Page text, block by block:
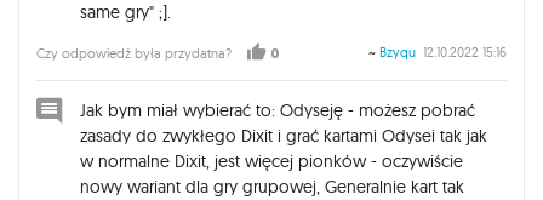
same gry" ;].
Czy odpowiedź była przydatna? 0 ~ Bzyqu 12.10.2022 15:16
Jak bym miał wybierać to: Odyseję - możesz pobrać
zasady do zwykłego Dixit i grać kartami Odysei tak jak
w normalne Dixit, jest więcej pionków - oczywiście
nowy wariant dla gry grupowej, Generalnie kart tak